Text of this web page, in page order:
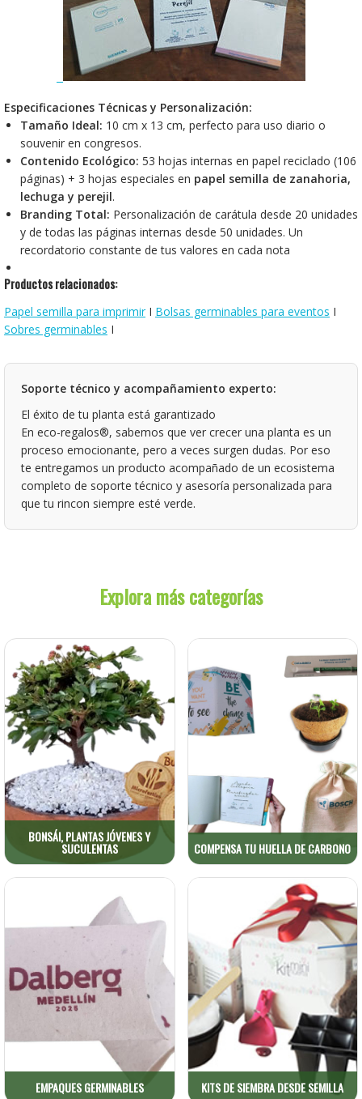
Especificaciones Técnicas y Personalización:
Tamaño Ideal: 10 cm x 13 cm, perfecto para uso diario o
souvenir en congresos.
Contenido Ecológico: 53 hojas internas en papel reciclado (106
páginas) + 3 hojas especiales en papel semilla de zanahoria,
lechuga y perejil.
Branding Total: Personalización de carátula desde 20 unidades
y de todas las páginas internas desde 50 unidades. Un
recordatorio constante de tus valores en cada nota
Productos relacionados:
Papel semilla para imprimirI Bolsas germinables para eventos I
Sobres germinables I
Soporte técnico y acompañamiento experto:
El éxito de tu planta está garantizado
En eco-regalos®, sabemos que ver crecer una planta es un
proceso emocionante, pero a veces surgen dudas. Por eso
te entregamos un producto acompañado de un ecosistema
completo de soporte técnico y asesoría personalizada para
que tu rincon siempre esté verde.
Explora más categorías
BONSÁI, PLANTAS JÓVENES Y
SUCULENTAS
Bonsái, Plantas jóvenes y
Suculentas
Detalles ecológicos que
inspiran vida.
VER PRODUCTOS
COMPENSA TU HUELLA DE CARBONO
Compensa tu huella de
Carbono
Kits de Compensación
Ambiental. Reduce tu huella
VER PRODUCTOS
EMPAQUES GERMINABLES
Empaques Germinables
Detalles ecológicos que
inspiran vida.
KITS DE SIEMBRA DESDE SEMILLA
Kits de siembra desde
semilla
Detalles ecológicos que
inspiran vida.
VER PRODUCTOS